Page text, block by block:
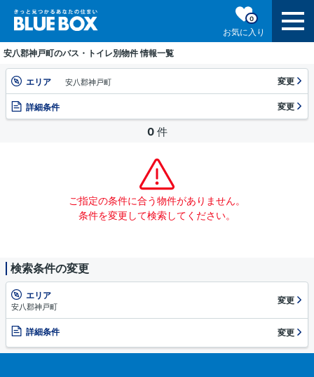
お気に入り
0
安八郡神戸町のバス・トイレ別物件 情報一覧
エリア 安八郡神戸町 変更
詳細条件 変更
0 件
ご指定の条件に合う物件がありません。
条件を変更して検索してください。
検索条件の変更
エリア
安八郡神戸町
変更
詳細条件 変更